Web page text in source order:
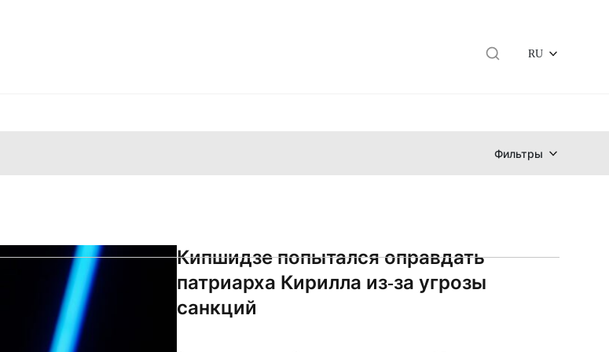
RU
Фильтры
Кипшидзе попытался оправдать
патриарха Кирилла из-за угрозы
санкций